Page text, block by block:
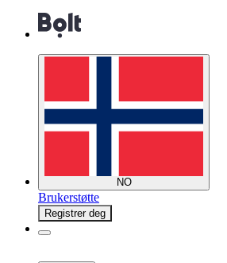
NO
Brukerstøtte
Registrer deg